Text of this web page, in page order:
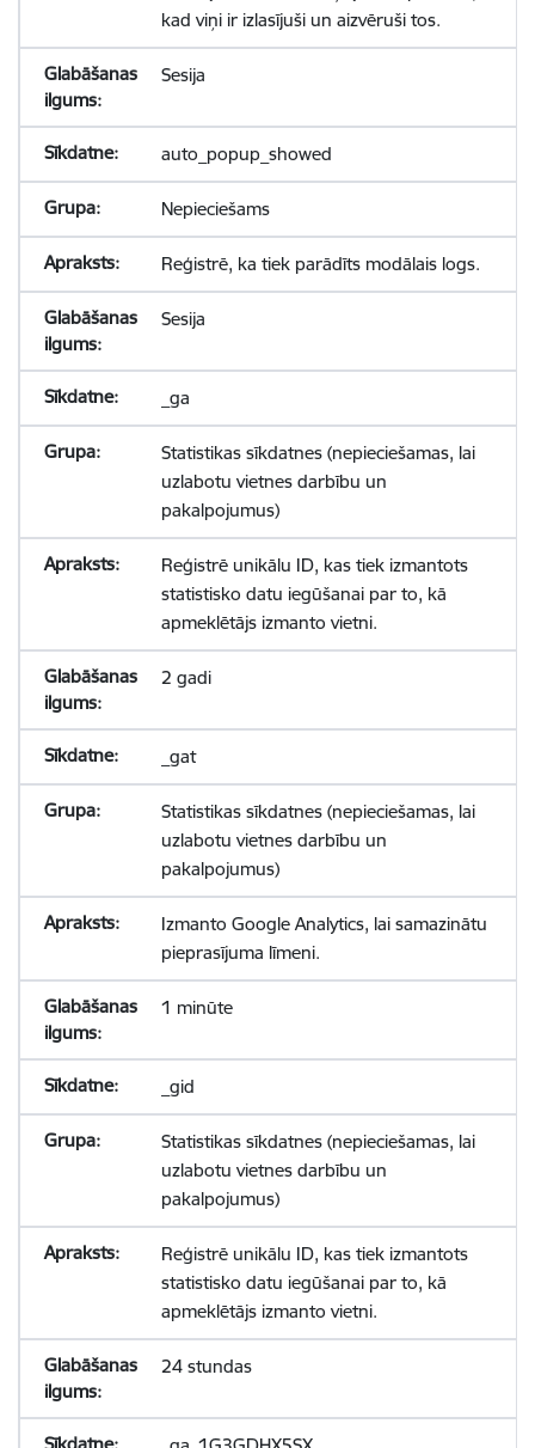
kad viņi ir izlasījuši un aizvēruši tos.
Sesija
auto_popup_showed
Nepieciešams
Reģistrē, ka tiek parādīts modālais logs.
Sesija
_ga
Statistikas sīkdatnes (nepieciešamas, lai
uzlabotu vietnes darbību un
pakalpojumus)
Reģistrē unikālu ID, kas tiek izmantots
statistisko datu iegūšanai par to, kā
apmeklētājs izmanto vietni.
2 gadi
_gat
Statistikas sīkdatnes (nepieciešamas, lai
uzlabotu vietnes darbību un
pakalpojumus)
Izmanto Google Analytics, lai samazinātu
pieprasījuma līmeni.
1 minūte
_gid
Statistikas sīkdatnes (nepieciešamas, lai
uzlabotu vietnes darbību un
pakalpojumus)
Reģistrē unikālu ID, kas tiek izmantots
statistisko datu iegūšanai par to, kā
apmeklētājs izmanto vietni.
24 stundas